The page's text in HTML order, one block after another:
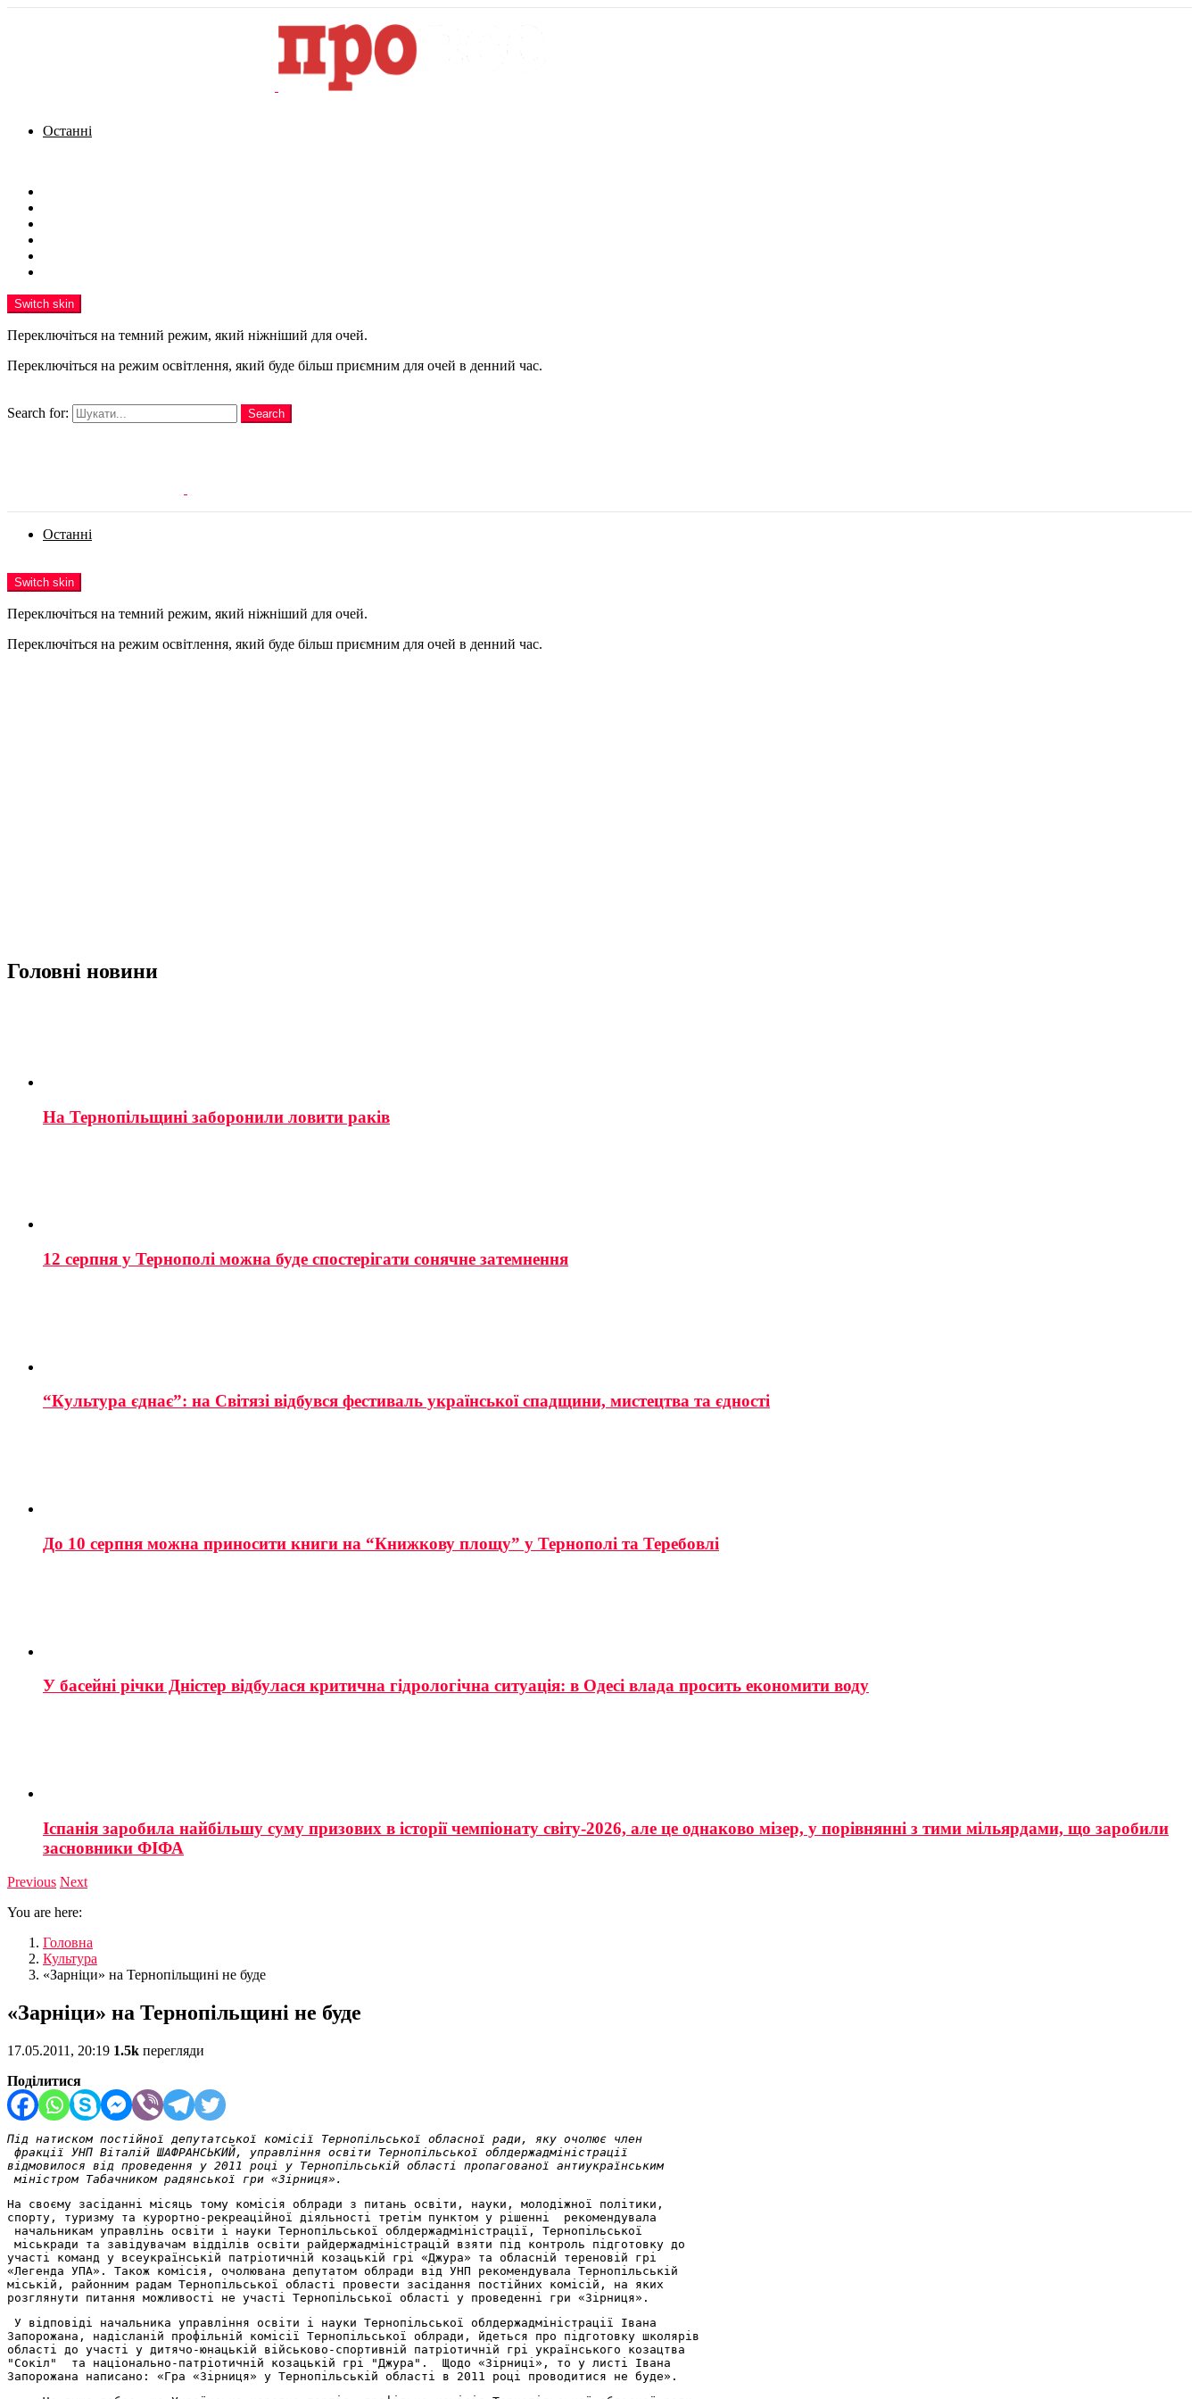
Останні
Switch skin
Переключіться на темний режим, який ніжніший для очей.
Переключіться на режим освітлення, який буде більш приємним для очей в денний час.
Search for:
Search
Останні
Switch skin
Переключіться на темний режим, який ніжніший для очей.
Переключіться на режим освітлення, який буде більш приємним для очей в денний час.
Головні новини
На Тернопільщині заборонили ловити раків
12 серпня у Тернополі можна буде спостерігати сонячне затемнення
“Культура єднає”: на Світязі відбувся фестиваль української спадщини, мистецтва та єдності
До 10 серпня можна приносити книги на “Книжкову площу” у Тернополі та Теребовлі
У басейні річки Дністер відбулася критична гідрологічна ситуація: в Одесі влада просить економити воду
Іспанія заробила найбільшу суму призових в історії чемпіонату світу-2026, але це однаково мізер, у порівнянні з тими мільярдами, що заробили
засновники ФІФА
Previous Next
You are here:
Головна
Культура
«Зарніци» на Тернопільщині не буде
«Зарніци» на Тернопільщині не буде
17.05.2011, 20:19 1.5k перегляди
Поділитися
Під натиском постійної депутатської комісії Тернопільської обласної ради, яку очолює член
фракції УНП Віталій ШАФРАНСЬКИЙ, управління освіти Тернопільської облдержадміністрації
відмовилося від проведення у 2011 році у Тернопільській області пропагованої антиукраїнським
міністром Табачником радянської гри «Зірниця».
На своєму засіданні місяць тому комісія облради з питань освіти, науки, молодіжної політики,
спорту, туризму та курортно-рекреаційної діяльності третім пунктом у рішенні  рекомендувала
начальникам управлінь освіти і науки Тернопільської облдержадміністрації, Тернопільської
міськради та завідувачам відділів освіти райдержадміністрацій взяти під контроль підготовку до
участі команд у всеукраїнській патріотичній козацькій грі «Джура» та обласній тереновій грі
«Легенда УПА». Також комісія, очолювана депутатом облради від УНП рекомендувала Тернопільській
міській, районним радам Тернопільської області провести засідання постійних комісій, на яких
розглянути питання можливості не участі Тернопільської області у проведенні гри «Зірниця».
У відповіді начальника управління освіти і науки Тернопільської облдержадміністрації Івана
Запорожана, надісланій профільній комісії Тернопільської облради, йдеться про підготовку школярів
області до участі у дитячо-юнацькій військово-спортивній патріотичній грі українського козацтва
"Сокіл"  та національно-патріотичній козацькій грі "Джура".  Щодо «Зірниці», то у листі Івана
Запорожана написано: «Гра «Зірниця» у Тернопільській області в 2011 році проводитися не буде».